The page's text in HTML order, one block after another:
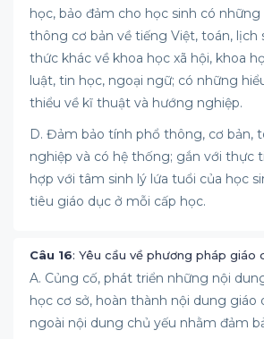
học, bảo đảm cho học sinh có những
thông cơ bản về tiếng Việt, toán, lịch
thức khác về khoa học xã hội, khoa
luật, tin học, ngoại ngữ; có những
thiểu về kĩ thuật và hướng nghiệp.
D. Đảm bảo tính phổ thông, cơ bản,
nghiệp và có hệ thống; gắn với thực
hợp với tâm sinh lý lứa tuổi của học
tiêu giáo dục ở mỗi cấp học.
Câu 16: Yêu cầu về phương pháp giáo
A. Củng cố, phát triển những nội
học cơ sở, hoàn thành nội dung giáo
ngoài nội dung chủ yếu nhằm đảm